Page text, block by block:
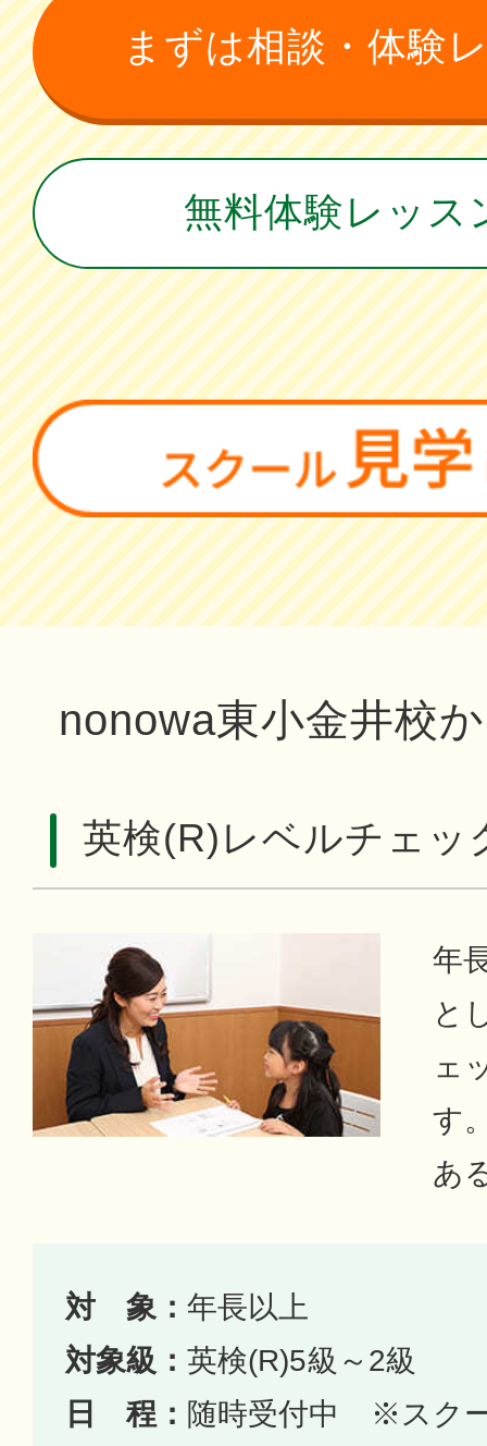
まずは相談・体験
無料体験レッス
nonowa東小金井校
英検(R)レベルチェッ
年
と
ェ
す
あ
対 象：年長以上
対象級：英検(R)5級～2級
日 程： 随時受付中 ※スク